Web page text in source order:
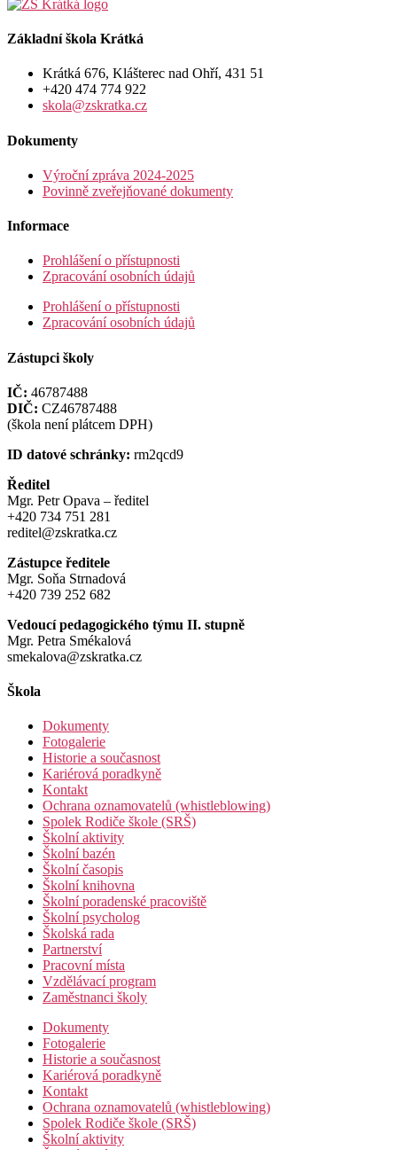
Základní škola Krátká
Krátká 676, Klášterec nad Ohří, 431 51
+420 474 774 922
skola@zskratka.cz
Dokumenty
Výroční zpráva 2024-2025
Povinně zveřejňované dokumenty
Informace
Prohlášení o přístupnosti
Zpracování osobních údajů
Prohlášení o přístupnosti
Zpracování osobních údajů
Zástupci školy
IČ: 46787488
DIČ: CZ46787488
(škola není plátcem DPH)
ID datové schránky: rm2qcd9
Ředitel
Mgr. Petr Opava – ředitel
+420 734 751 281
reditel@zskratka.cz
Zástupce ředitele
Mgr. Soňa Strnadová
+420 739 252 682
Vedoucí pedagogického týmu II. stupně
Mgr. Petra Smékalová
smekalova@zskratka.cz
Škola
Dokumenty
Fotogalerie
Historie a současnost
Kariérová poradkyně
Kontakt
Ochrana oznamovatelů (whistleblowing)
Spolek Rodiče škole (SRŠ)
Školní aktivity
Školní bazén
Školní časopis
Školní knihovna
Školní poradenské pracoviště
Školní psycholog
Školská rada
Partnerství
Pracovní místa
Vzdělávací program
Zaměstnanci školy
Dokumenty
Fotogalerie
Historie a současnost
Kariérová poradkyně
Kontakt
Ochrana oznamovatelů (whistleblowing)
Spolek Rodiče škole (SRŠ)
Školní aktivity